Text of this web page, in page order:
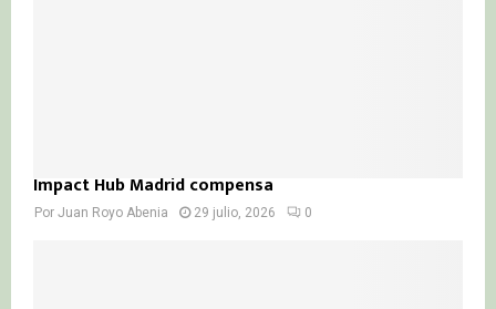
Impact Hub Madrid compensa
Por Juan Royo Abenia 29 julio, 2026 0